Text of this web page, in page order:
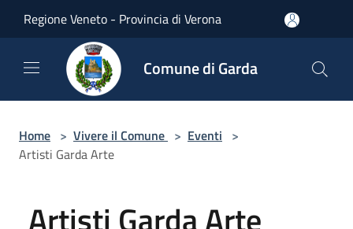
Regione Veneto - Provincia di Verona
Comune di Garda
Home > Vivere il Comune > Eventi >
Artisti Garda Arte